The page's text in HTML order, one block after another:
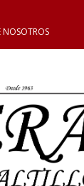
NOSOTROS